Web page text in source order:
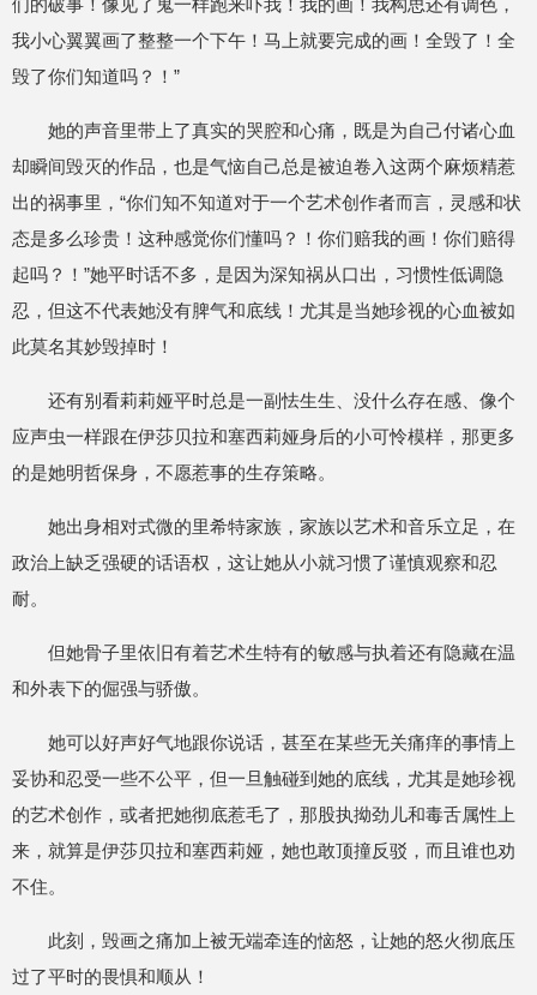
们的破事！像见了鬼一样跑来吓我！我的画！我构思还有调色，
我小心翼翼画了整整一个下午！马上就要完成的画！全毁了！全
毁了你们知道吗？！”
她的声音里带上了真实的哭腔和心痛，既是为自己付诸心血
却瞬间毁灭的作品，也是气恼自己总是被迫卷入这两个麻烦精惹
出的祸事里，“你们知不知道对于一个艺术创作者而言，灵感和状
态是多么珍贵！这种感觉你们懂吗？！你们赔我的画！你们赔得
起吗？！”她平时话不多，是因为深知祸从口出，习惯性低调隐
忍，但这不代表她没有脾气和底线！尤其是当她珍视的心血被如
此莫名其妙毁掉时！
还有别看莉莉娅平时总是一副怯生生、没什么存在感、像个
应声虫一样跟在伊莎贝拉和塞西莉娅身后的小可怜模样，那更多
的是她明哲保身，不愿惹事的生存策略。
她出身相对式微的里希特家族，家族以艺术和音乐立足，在
政治上缺乏强硬的话语权，这让她从小就习惯了谨慎观察和忍
耐。
但她骨子里依旧有着艺术生特有的敏感与执着还有隐藏在温
和外表下的倔强与骄傲。
她可以好声好气地跟你说话，甚至在某些无关痛痒的事情上
妥协和忍受一些不公平，但一旦触碰到她的底线，尤其是她珍视
的艺术创作，或者把她彻底惹毛了，那股执拗劲儿和毒舌属性上
来，就算是伊莎贝拉和塞西莉娅，她也敢顶撞反驳，而且谁也劝
不住。
此刻，毁画之痛加上被无端牵连的恼怒，让她的怒火彻底压
过了平时的畏惧和顺从！